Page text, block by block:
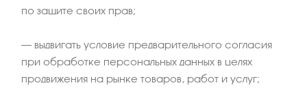
по защите своих прав;
– выдвигать условие предварительного согласия
при обработке персональных данных в целях
продвижения на рынке товаров, работ и услуг;